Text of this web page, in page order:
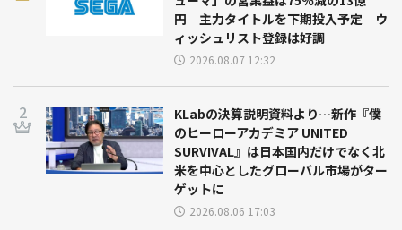
円 主力タイトルを下期投入予定 ウ
ィッシュリスト登録は好調
2026.08.07 12:32
KLabの決算説明資料より…新作『僕
のヒーローアカデミア UNITED
SURVIVAL』は日本国内だけでなく北
米を中心としたグローバル市場がター
ゲットに
2026.08.06 17:03